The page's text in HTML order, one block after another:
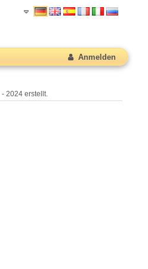
Anmelden
2024 erstellt.